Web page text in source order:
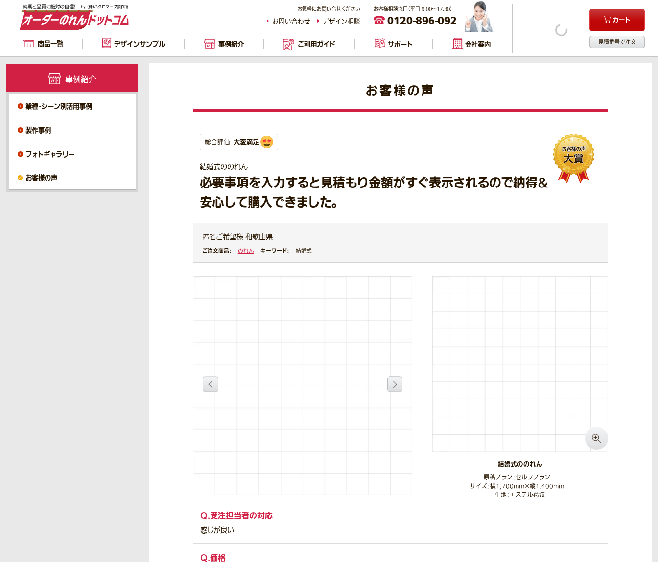
お気軽にお問い合せください
お問い合わせ デザイン相談
お客様相談窓口（平日 9:00～17:30）
0120-896-092 カート
見積番号で注文
商品一覧 デザインサンプル 事例紹介 ご利用ガイド サポート 会社案内
お客様の声
総合評価 大変満足
結婚式ののれん
必要事項を入力すると見積もり金額がすぐ表示されるので納得&
安心して購入できました。
匿名ご希望様 和歌山県
ご注文商品： のれん キーワード： 結婚式
結婚式ののれん
原稿プラン：セルフプラン
サイズ：横1,700mm×縦1,400mm
生地：エステル葛城
Q.受注担当者の対応
感じが良い
Q.価格
事例紹介
業種・シーン別活用事例
製作事例
フォトギャラリー
お客様の声